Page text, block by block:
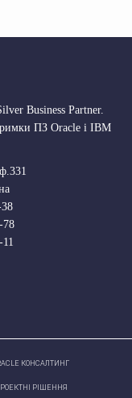
Business Partner.
ПЗ Oracle і IBM
78
КОНСАЛТИНГ
РІШЕННЯ